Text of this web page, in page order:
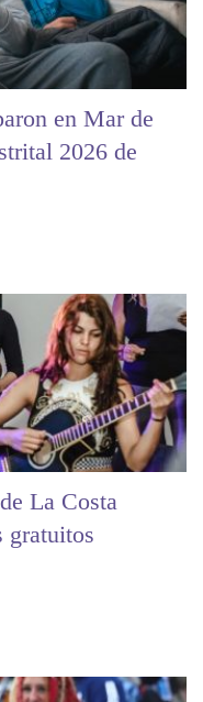
en Mar de
2026 de
La Costa
gratuitos